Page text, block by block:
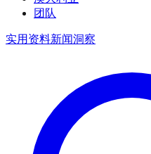
团队
实用资料新闻洞察